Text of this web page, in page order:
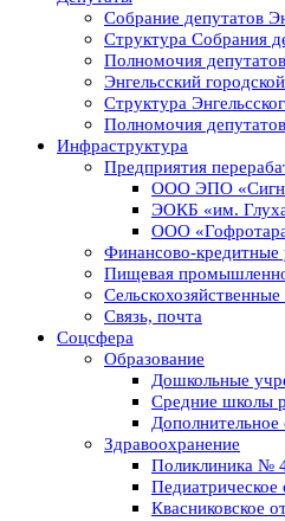
Собрание депутатов
Структура Собрания
Полномочия
Энгельсский
Структура
Полномочия
Инфраструктура
Предприятия
ООО ЭПО
ЭОКБ «им.
ООО
Финансово-кредитные
Пищевая
Связь, почта
Соцсфера
Образование
Дошкольные
Средние школы
Дополнительное
Здравоохранение
Поликлиника №
Квасниковское